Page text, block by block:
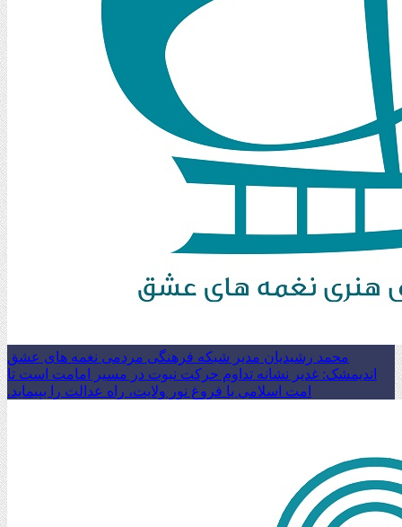
محمد رشیدیان مدیر شبکه فرهنگی مردمی نغمه های عشق
اندیمشک: غدیر نشانه تداوم حرکت نبوت در مسیر امامت است تا
امت اسلامی با فروغ نور ولایت، راه عدالت را بپیماید.